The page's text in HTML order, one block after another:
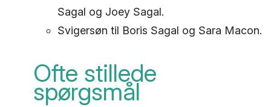
Sagal og Joey Sagal.
Svigersøn til Boris Sagal og Sara Macon.
Ofte stillede
spørgsmål